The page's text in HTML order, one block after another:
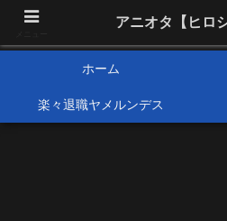
アニメオタクで元サラリーマンの独自な目
ホーム
楽々退職ヤメルンデス
アニオタ【ヒロ